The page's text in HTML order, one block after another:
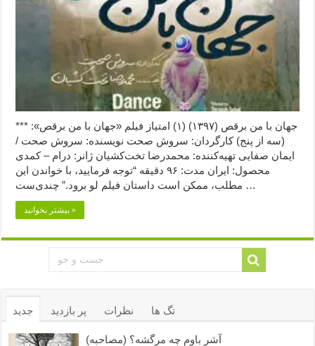
جهان با من برقص (۱۳۹۷) (۱) امتیاز فیلم «جهان با من برقص»: ***
(سه از پنج) کارگردان: سروش صحت نویسنده: سروش صحت /
ایمان صفایی تهیه‌کننده: محمدرضا تخت‌کشیان ژانر: درام – کمدی
محصول: ایران مدت: ۹۶ دقیقه “توجه فرمایید،‌ با خواندن این
مطلب، ممکن است داستان فیلم لو برود.” چندی‌ست …
بیشتر بخوانید »
جدید پر بازدید نظرات تگ ها
آشر باوم چه مرگشه؟ (مصاحبه)